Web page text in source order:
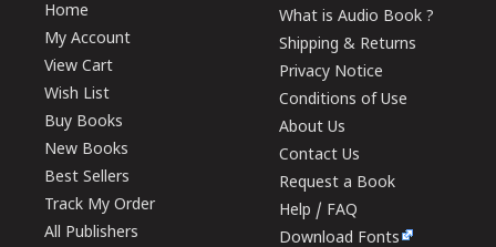
Home
My Account
View Cart
Wish List
Buy Books
New Books
Best Sellers
Track My Order
All Publishers
What is Audio Book ?
Shipping & Returns
Privacy Notice
Conditions of Use
About Us
Contact Us
Request a Book
Help / FAQ
Download Fonts